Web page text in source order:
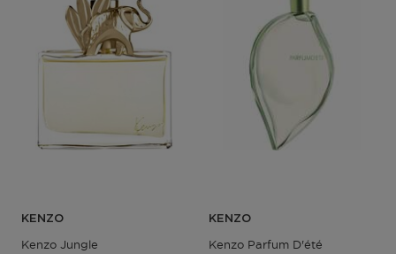
KENZO
Kenzo Jungle
KENZO
Kenzo Parfum D'été